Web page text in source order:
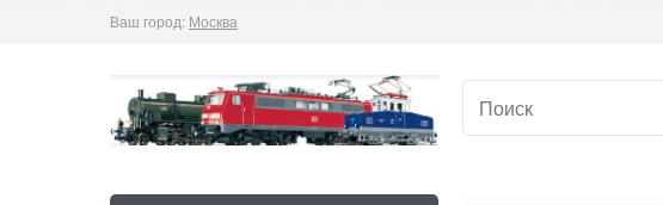
Ваш город: Москва